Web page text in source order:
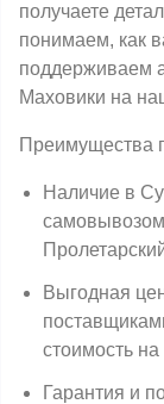
получаете
понимаем, как
поддерживаем
Маховики на
Преимущества
Наличие в
самовывозом
Выгодная
стоимость
Гарантия и